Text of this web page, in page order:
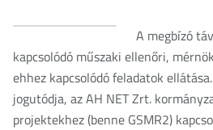
A megbízó
kapcsolódó műszaki ellenőri,
ehhez kapcsolódó feladatok
jogutódja, az AH NET Zrt.
projektekhez (benne GSMR2)